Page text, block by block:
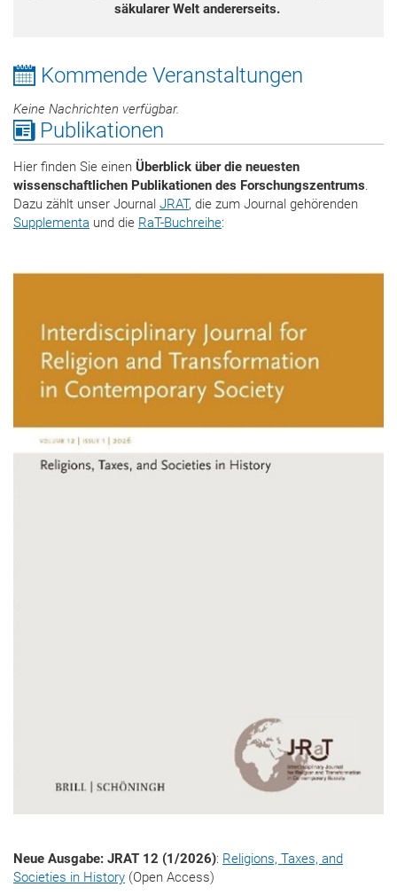
säkularer Welt andererseits.
Kommende Veranstaltungen
Keine Nachrichten verfügbar.
Publikationen
Hier finden Sie einen Überblick über die neuesten
wissenschaftlichen Publikationen des Forschungszentrums.
Dazu zählt unser Journal JRAT, die zum Journal gehörenden
Supplementa und die RaT-Buchreihe:
Neue Ausgabe: JRAT 12 (1/2026): Religions, Taxes, and
Societies in History (Open Access)